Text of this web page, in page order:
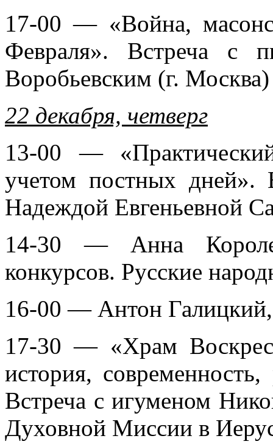
17-00 — «Война,
Февраля». Встреча с
Воробьевским (г. Москва)
22 декабря, четверг
13-00 —
учетом постных дней».
Надеждой Евгеньевной
14-30 — Анна
конкурсов. Русские
16-00 — Антон Галицкий,
17-30 — «Храм
история,
Встреча с игуменом
Духовной Миссии в